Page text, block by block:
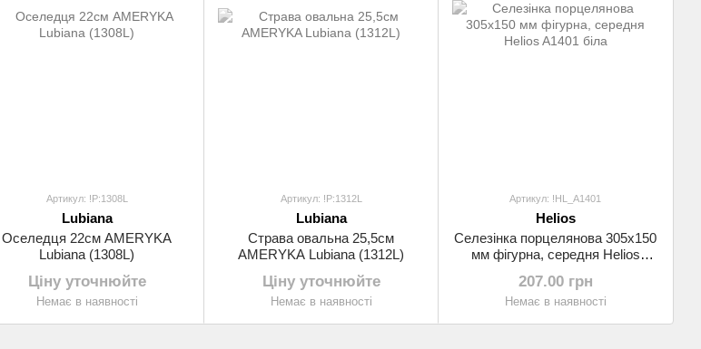
Артикул: !P:1308L
Lubiana
Оселедця 22см AMERYKA
Lubiana (1308L)
Ціну уточнюйте
Немає в наявності
Артикул: !P:1312L
Lubiana
Страва овальна 25,5см
AMERYKA Lubiana (1312L)
Ціну уточнюйте
Немає в наявності
Артикул: !HL_A1401
Helios
Селезінка порцелянова 305х150
мм фігурна, середня Helios
207.00 грн
Немає в наявності